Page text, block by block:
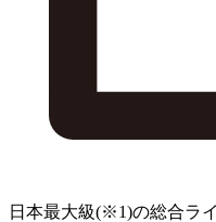
日本最大級(※1)の総合ラ